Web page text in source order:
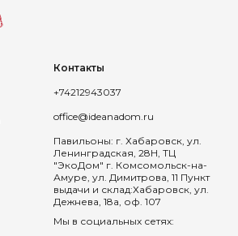
Контакты
+74212943037
office@ideanadom.ru
Павильоны: г. Хабаровск, ул.
Ленинградская, 28Н, ТЦ
"ЭкоДом" г. Комсомольск-на-
Амуре, ул. Димитрова, 11 Пункт
выдачи и склад:Хабаровск, ул.
Дежнева, 18а, оф. 107
Мы в социальных сетях: